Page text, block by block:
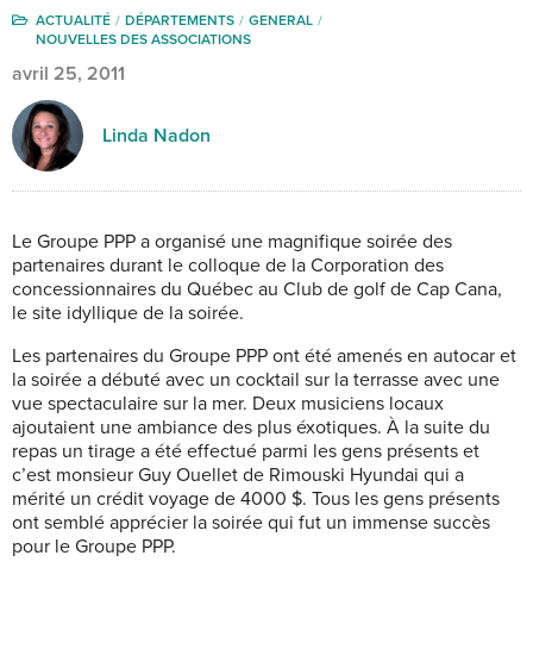
ACTUALITÉ DÉPARTEMENTS
GENERAL
NOUVELLES DES ASSOCIATIONS
avril 25, 2011
Linda Nadon
Le Groupe PPP a organisé une magnifique soirée des
partenaires durant le colloque de la Corporation des
concessionnaires du Québec au Club de golf de Cap Cana,
le site idyllique de la soirée.
Les partenaires du Groupe PPP ont été amenés en autocar et
la soirée a débuté avec un cocktail sur la terrasse avec une
vue spectaculaire sur la mer. Deux musiciens locaux
ajoutaient une ambiance des plus éxotiques. À la suite du
repas un tirage a été effectué parmi les gens présents et
c’est monsieur Guy Ouellet de Rimouski Hyundai qui a
mérité un crédit voyage de 4000 $. Tous les gens présents
ont semblé apprécier la soirée qui fut un immense succès
pour le Groupe PPP.